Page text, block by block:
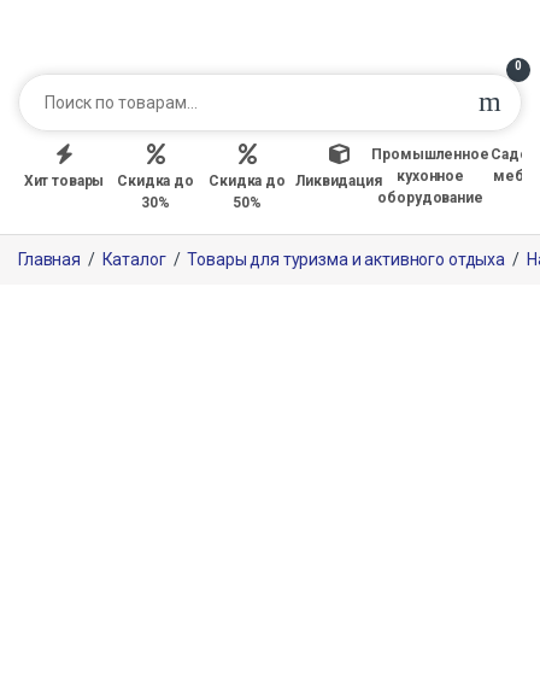
0
Хит товары
Скидка до
30%
Скидка до
50%
Ликвидация
Промышленное
кухонное
оборудование
Главная / Каталог / Товары для туризма и активного отдыха /